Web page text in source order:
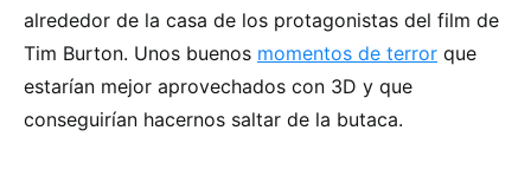
alrededor de la casa de los protagonistas del film de
Tim Burton. Unos buenos momentos de terror que
estarían mejor aprovechados con 3D y que
conseguirían hacernos saltar de la butaca.